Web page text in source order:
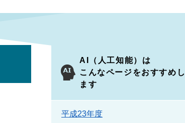
AI（人工知能）は
こんなページをおすすめし
ます
平成23年度